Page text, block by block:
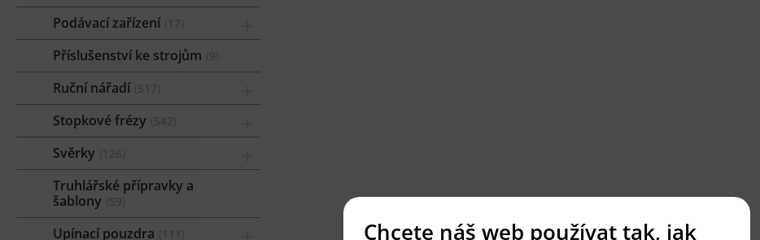
Podávací zařízení
Příslušenství ke strojům
Ruční nářadí
Stopkové frézy
Svěrky
Truhlářské přípravky a
šablony
Upínací pouzdra
Chcete náš web používat tak, jak